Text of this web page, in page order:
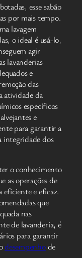
esse sabão
por mais tempo.
lavagem
o ideal é usá-lo,
agir
lavanderias
e
das
atividade da
específicos
e
para garantir a
integridade dos
o conhecimento
as operações de
eficiente e eficaz.
que
nas
de lavanderia, é
para garantir
desempenhode